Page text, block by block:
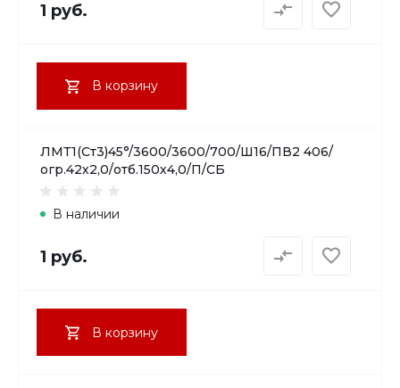
1 руб.
В корзину
ЛМТ1(Ст3)45°/3600/3600/700/Ш16/ПВ2 406/
огр.42х2,0/отб.150х4,0/П/СБ
В наличии
1 руб.
В корзину